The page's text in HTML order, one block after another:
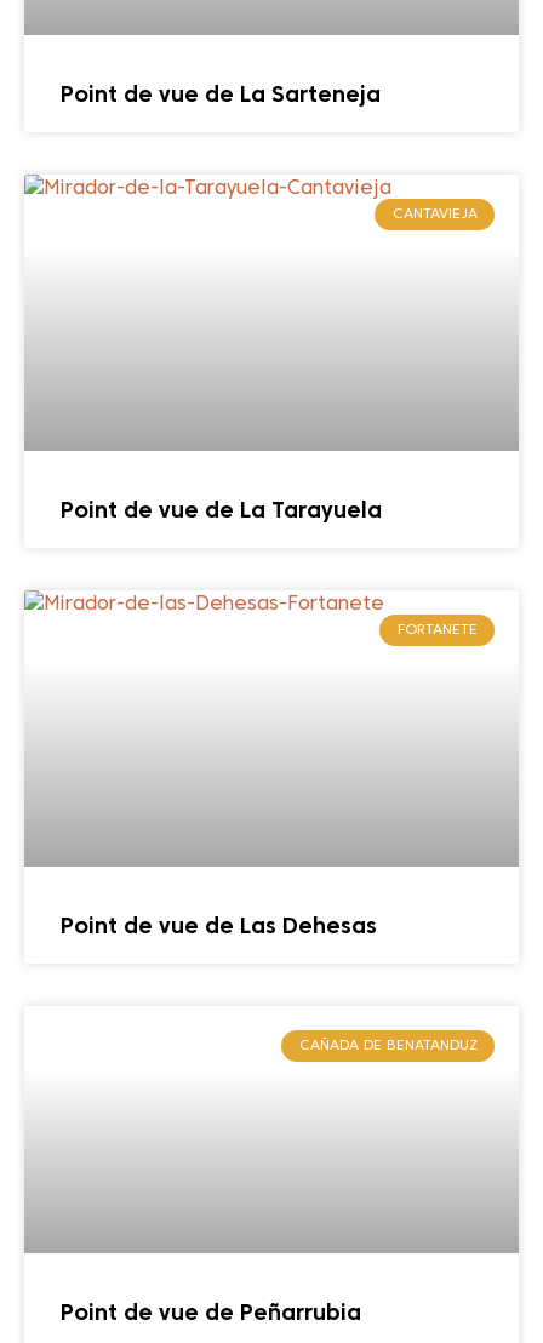
Point de vue de La Sarteneja
CANTAVIEJA
Point de vue de La Tarayuela
FORTANETE
Point de vue de Las Dehesas
CAÑADA DE BENATANDUZ
Point de vue de Peñarrubia